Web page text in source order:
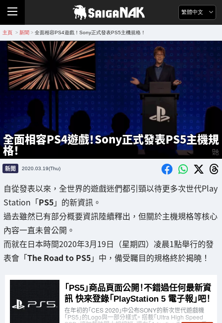
繁體中文
主頁 > 新聞 > 全面相容PS4遊戲！Sony正式發表PS5主機規格！
全面相容PS4遊戲！Sony正式發表PS5主機規
格！
新聞 2020.03.19(Thu)
自從發表以來，全世界的遊戲迷們都引頸以待更多次世代Play
Station「PS5」的新資訊。
過去雖然已有部分概要資訊陸續釋出，但關於主機規格等核心
內容一直未曾公開。
而就在日本時間2020年3月19日（星期四）凌晨1點舉行的發
表會「The Road to PS5」中，備受矚目的規格終於揭曉！